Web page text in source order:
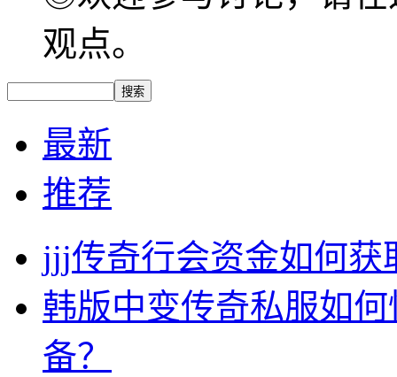
观点。
最新
推荐
jjj传奇行会资金如何获
韩版中变传奇私服如
备？